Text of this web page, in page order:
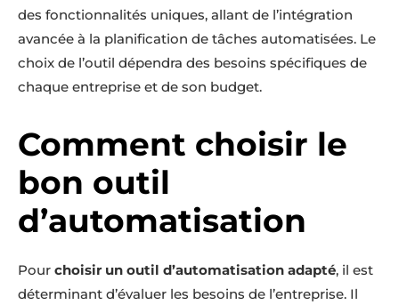
des fonctionnalités uniques, allant de l’intégration
avancée à la planification de tâches automatisées. Le
choix de l’outil dépendra des besoins spécifiques de
chaque entreprise et de son budget.
Comment choisir le
bon outil
d’automatisation
Pour choisir un outil d’automatisation adapté, il est
déterminant d’évaluer les besoins de l’entreprise. Il